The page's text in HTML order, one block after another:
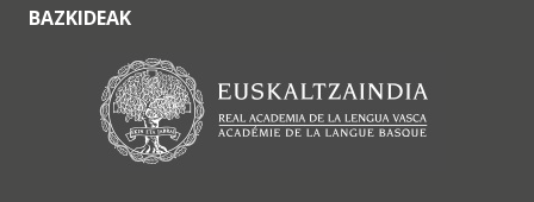
BAZKIDEAK